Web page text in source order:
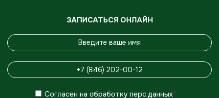
ЗАПИСАТЬСЯ ОНЛАЙН
Согласен на обработку перс.данных*